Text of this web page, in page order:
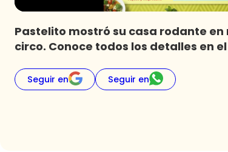
Pastelito mostró su casa rodante
circo. Conoce todos los detalles en
Seguir en Seguir en